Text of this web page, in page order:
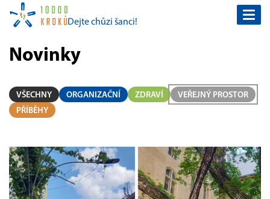
Dejte chůzi šanci!
Novinky
VŠECHNY ORGANIZAČNÍ ZDRAVÍ
VEŘEJNÝ PROSTOR
PŘÍBĚHY